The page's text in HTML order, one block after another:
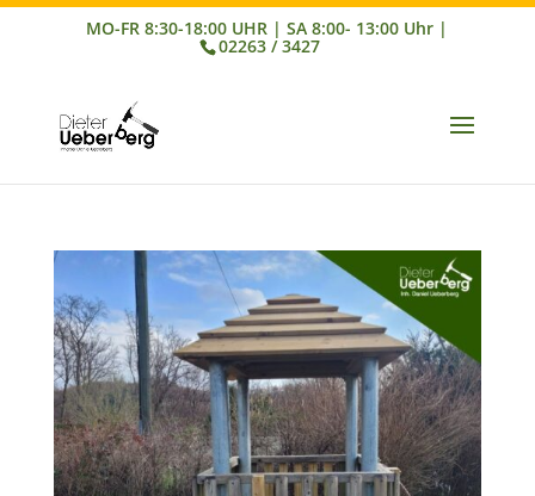
02263 / 3427